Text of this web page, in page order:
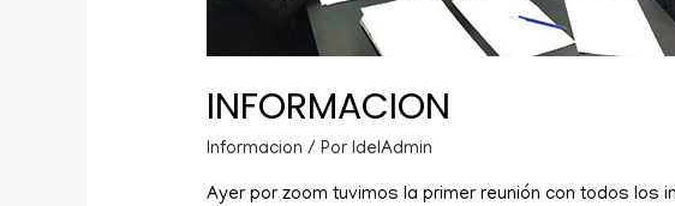
INFORMACION
Informacion / PorIdelAdmin
Ayer por zoom tuvimos la primer reunión con todos los